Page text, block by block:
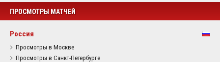
ПРОСМОТРЫ МАТЧЕЙ
Россия
Просмотры в Москве
Просмотры в Санкт-Петербурге